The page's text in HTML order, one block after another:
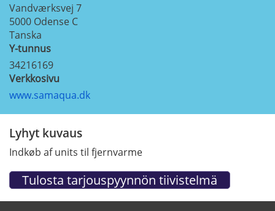
Vandværksvej 7
5000 Odense C
Tanska
Y-tunnus
34216169
Verkkosivu
www.samaqua.dk
Lyhyt kuvaus
Indkøb af units til fjernvarme